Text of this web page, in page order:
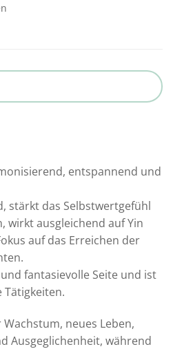
entspannend und
stärkt das Selbstwertgefühl
wirkt ausgleichend auf Yin
auf das Erreichen der
fantasievolle Seite und ist
neues Leben,
Ausgeglichenheit, während